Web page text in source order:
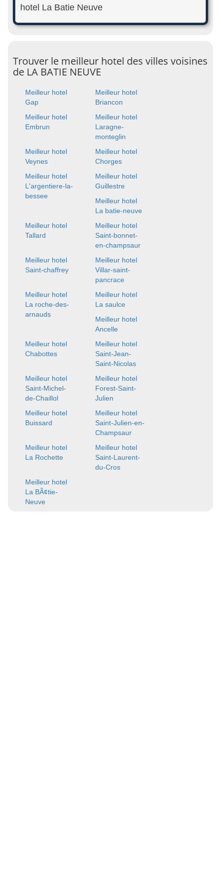
hotel La Batie Neuve
Trouver le meilleur hotel des villes voisines
de LA BATIE NEUVE
Meilleur hotel
Gap
Meilleur hotel
Briancon
Meilleur hotel
Embrun
Meilleur hotel
Laragne-
monteglin
Meilleur hotel
Veynes
Meilleur hotel
Chorges
Meilleur hotel
L'argentiere-la-
bessee
Meilleur hotel
Guillestre
Meilleur hotel
La batie-neuve
Meilleur hotel
Tallard
Meilleur hotel
Saint-bonnet-
en-champsaur
Meilleur hotel
Saint-chaffrey
Meilleur hotel
Villar-saint-
pancrace
Meilleur hotel
La roche-des-
arnauds
Meilleur hotel
La saulce
Meilleur hotel
Ancelle
Meilleur hotel
Chabottes
Meilleur hotel
Saint-Jean-
Saint-Nicolas
Meilleur hotel
Saint-Michel-
de-Chaillol
Meilleur hotel
Forest-Saint-
Julien
Meilleur hotel
Buissard
Meilleur hotel
Saint-Julien-en-
Champsaur
Meilleur hotel
La Rochette
Meilleur hotel
Saint-Laurent-
du-Cros
Meilleur hotel
La BÃ¢tie-
Neuve